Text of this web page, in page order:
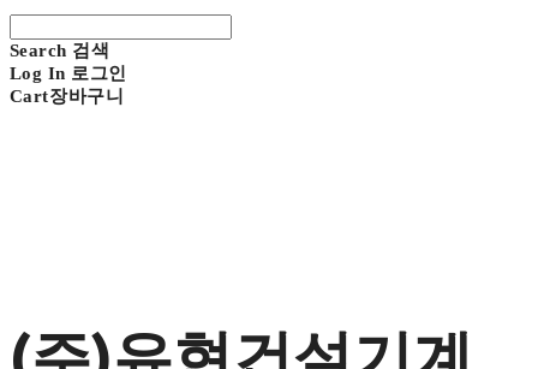
Search 검색
Log In 로그인
Cart장바구니